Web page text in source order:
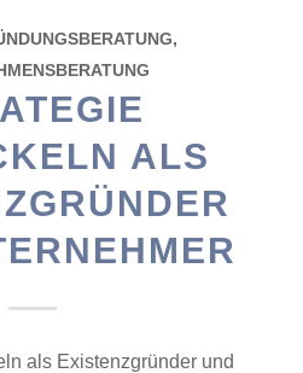
,
ALS
als Existenzgründer und